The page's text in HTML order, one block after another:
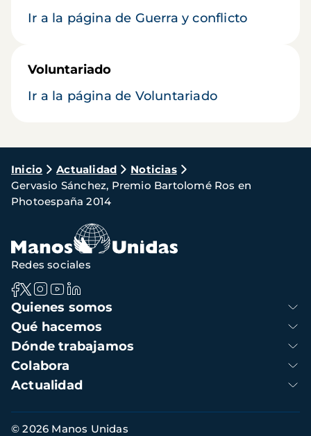
Ir a la página de Guerra y conflicto
Voluntariado
Ir a la página de Voluntariado
Ruta
de
navegación
Inicio Actualidad
Noticias
Gervasio Sánchez, Premio Bartolomé Ros en
Photoespaña 2014
Navegación
principal
Quienes somos
Qué hacemos
Dónde trabajamos
Colabora
Actualidad
Redes sociales
Información
© 2026 Manos Unidas